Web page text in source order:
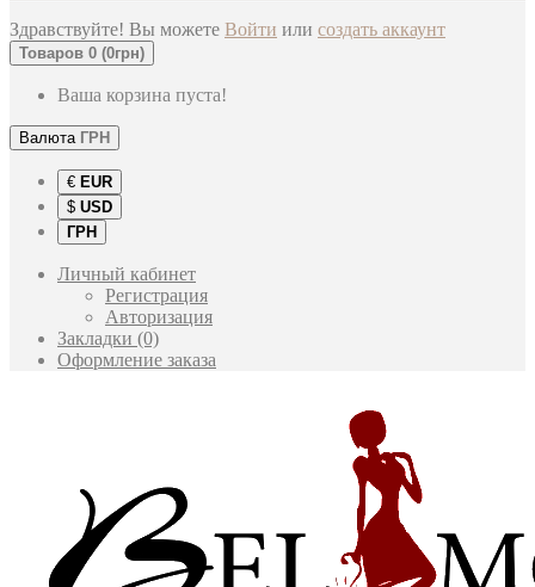
Здравствуйте! Вы можете Войти или создать аккаунт
Товаров 0 (0грн)
Ваша корзина пуста!
Валюта ГРН
€ EUR
$ USD
ГРН
Личный кабинет
Регистрация
Авторизация
Закладки (0)
Оформление заказа